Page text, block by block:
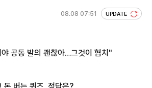
08.08 07:51 UPDATE
공동 발의 괜찮아…그것이 협치"
돈 버는 퀴즈, 정답은?